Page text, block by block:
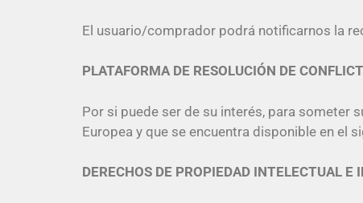
El usuario/comprador podrá notificarnos la
PLATAFORMA DE RESOLUCIÓN DE
Por si puede ser de su interés, para someter
Europea y que se encuentra disponible en el
DERECHOS DE PROPIEDAD INTELECTUAL E